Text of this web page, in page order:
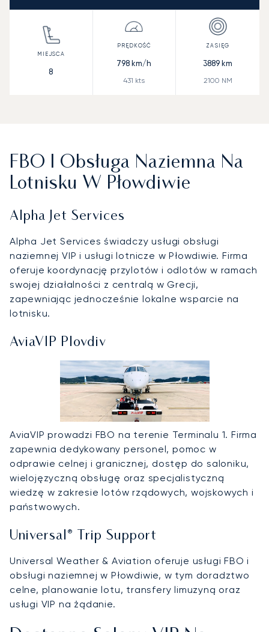
8
798 km/h
431 kts
3889 km
2100 NM
FBO I Obsługa Naziemna Na
Lotnisku W Płowdiwie
Alpha Jet Services
Alpha Jet Services świadczy usługi obsługi
naziemnej VIP i usługi lotnicze w Płowdiwie. Firma
oferuje koordynację przylotów i odlotów w ramach
swojej działalności z centralą w Grecji,
zapewniając jednocześnie lokalne wsparcie na
lotnisku.
AviaVIP Plovdiv
AviaVIP prowadzi FBO na terenie Terminalu 1. Firma
zapewnia dedykowany personel, pomoc w
odprawie celnej i granicznej, dostęp do saloniku,
wielojęzyczną obsługę oraz specjalistyczną
wiedzę w zakresie lotów rządowych, wojskowych i
państwowych.
Universal® Trip Support
Universal Weather & Aviation oferuje usługi FBO i
obsługi naziemnej w Płowdiwie, w tym doradztwo
celne, planowanie lotu, transfery limuzyną oraz
usługi VIP na żądanie.